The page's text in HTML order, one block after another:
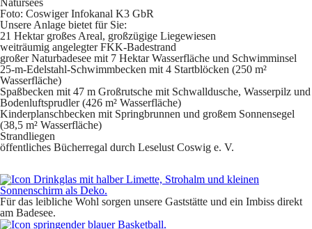
Foto: Coswiger Infokanal K3 GbR
Unsere Anlage bietet für Sie:
21 Hektar großes Areal, großzügige Liegewiesen
weiträumig angelegterFKK-Badestrand
großer Naturbadesee mit 7 Hektar Wasserfläche und Schwimminsel
25-m-Edelstahl-Schwimmbecken mit 4 Startblöcken (250 m²
Wasserfläche)
Spaßbecken mit 47 m Großrutsche mit Schwalldusche, Wasserpilz und
Bodenluftsprudler (426 m² Wasserfläche)
Kinderplanschbecken mit Springbrunnen und großem Sonnensegel
(38,5 m² Wasserfläche)
Strandliegen
öffentliches Bücherregal durch Leselust Coswig e. V.
Für das leibliche Wohl sorgen unsere Gaststätte und ein Imbiss direkt
am Badesee.